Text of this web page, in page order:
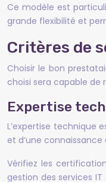
Ce modèle est
grande flexibilité et
Critères de
Choisir le bon
choisi sera capable de
Expertise
L’expertise technique
et d’une
Vérifiez les
gestion des services